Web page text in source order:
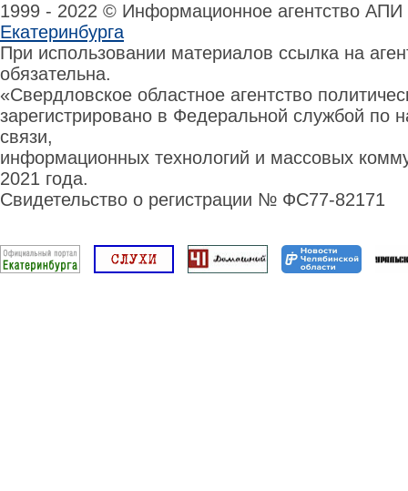
1999 - 2022 © Информационное агентство
Екатеринбурга
При использовании материалов ссылка на
обязательна.
«Свердловское областное агентство
зарегистрировано в Федеральной службой по
связи,
информационных технологий и массовых
2021 года.
Свидетельство о регистрации № ФС77-82171